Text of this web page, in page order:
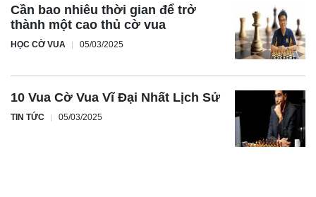
Cần bao nhiêu thời gian để trở
thành một cao thủ cờ vua
HỌC CỜ VUA 05/03/2025
10 Vua Cờ Vua Vĩ Đại Nhất Lịch Sử
TIN TỨC 05/03/2025